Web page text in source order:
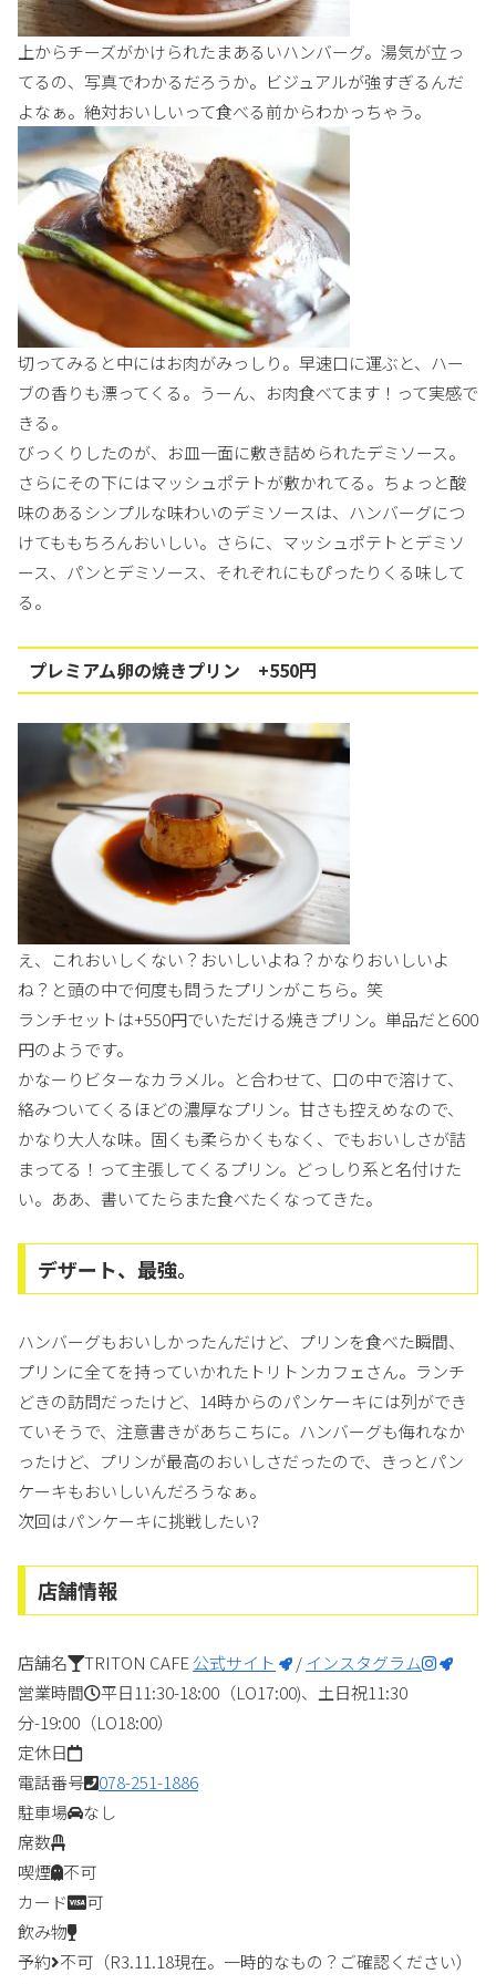
上からチーズがかけられたまあるいハンバーグ。湯気が立っ
てるの、写真でわかるだろうか。ビジュアルが強すぎるんだ
よなぁ。絶対おいしいって食べる前からわかっちゃう。
切ってみると中にはお肉がみっしり。早速口に運ぶと、ハー
ブの香りも漂ってくる。うーん、お肉食べてます！って実感で
きる。
びっくりしたのが、お皿一面に敷き詰められたデミソース。
さらにその下にはマッシュポテトが敷かれてる。ちょっと酸
味のあるシンプルな味わいのデミソースは、ハンバーグにつ
けてももちろんおいしい。さらに、マッシュポテトとデミソ
ース、パンとデミソース、それぞれにもぴったりくる味して
る。
プレミアム卵の焼きプリン +550円
え、これおいしくない？おいしいよね？かなりおいしいよ
ね？と頭の中で何度も問うたプリンがこちら。笑
ランチセットは+550円でいただける焼きプリン。単品だと600
円のようです。
かなーりビターなカラメル。と合わせて、口の中で溶けて、
絡みついてくるほどの濃厚なプリン。甘さも控えめなので、
かなり大人な味。固くも柔らかくもなく、でもおいしさが詰
まってる！って主張してくるプリン。どっしり系と名付けた
い。ああ、書いてたらまた食べたくなってきた。
デザート、最強。
ハンバーグもおいしかったんだけど、プリンを食べた瞬間、
プリンに全てを持っていかれたトリトンカフェさん。ランチ
どきの訪問だったけど、14時からのパンケーキには列ができ
ていそうで、注意書きがあちこちに。ハンバーグも侮れなか
ったけど、プリンが最高のおいしさだったので、きっとパン
ケーキもおいしいんだろうなぁ。
次回はパンケーキに挑戦したい?
店舗情報
店舗名 TRITON CAFE公式サイト / インスタグラム
営業時間
平日11:30-18:00（LO17:00)、土日祝11:30
分-19:00（LO18:00）
定休日
電話番号
078-251-1886
駐車場
なし
席数
喫煙 不可
カード
可
飲み物
予約 不可（R3.11.18現在。一時的なもの？ご確認ください）